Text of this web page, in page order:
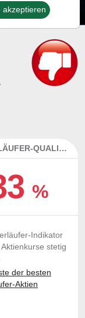
DAUERLÄUFER-QUALITÄTEN
%
Indikator
stetig
der besten
Aktien
akzeptieren